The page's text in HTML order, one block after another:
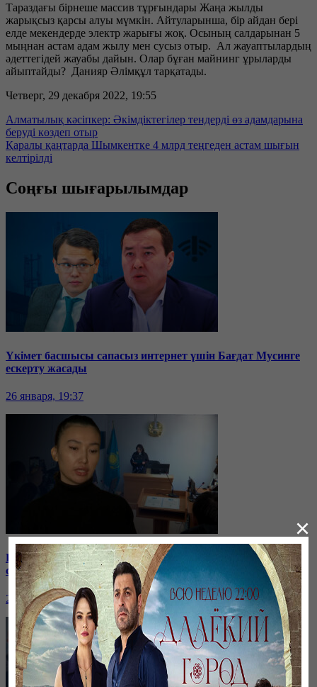
Тараздағы бірнеше массив тұрғындары Жаңа жылды
жарықсыз қарсы алуы мүмкін. Айтуларынша, бір айдан бері
елде мекендерде электр жарығы жоқ. Осының салдарынан 5
мыңнан астам адам жылу мен сусыз отыр. Ал жауаптылардың
әдеттегідей жауабы дайын. Олар бұған майнинг ұрыларды
айыптайды? Данияр Әлімқұл тарқатады.
Четверг, 29 декабря 2022, 19:55
Алматылық кәсіпкер: Әкімдіктегілер тендерді өз адамдарына
беруді көздеп отыр
Қаралы қаңтарда Шымкентке 4 млрд теңгеден астам шығын
келтірілді
Соңғы шығарылымдар
Үкімет басшысы сапасыз интернет үшін Бағдат Мусинге
ескерту жасады
26 января, 19:37
Бірнеше отбасын алдаған туристік фирма директоры
сотталып жатыр
26 января, 19:36
×